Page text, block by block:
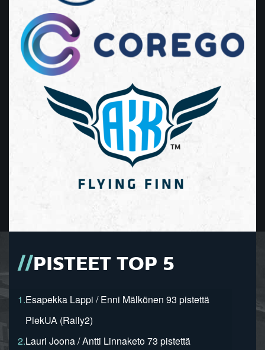
PISTEET TOP 5
1.Esapekka Lappi / Enni Mälkönen 93 pistettä
PiekUA (Rally2)
2.Lauri Joona / Antti Linnaketo 73 pistettä